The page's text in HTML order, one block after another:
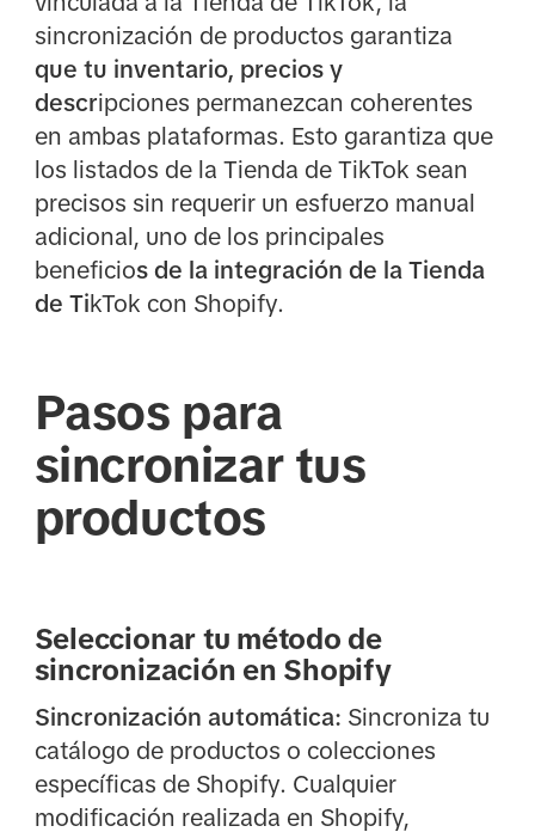
sincronización de productos garantiza
que tu inventario, precios y
descripciones permanezcan coherentes
en ambas plataformas. Esto garantiza que
los listados de la Tienda de TikTok sean
precisos sin requerir un esfuerzo manual
adicional, uno de los principales
beneficios de la integración de la Tienda
de TikTok con Shopify.
Pasos para
sincronizar tus
productos
Seleccionar tu método de
sincronización en Shopify
Sincronización automática: Sincroniza tu
catálogo de productos o colecciones
específicas de Shopify. Cualquier
modificación realizada en Shopify,